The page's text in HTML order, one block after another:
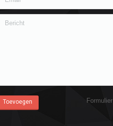
Bericht
Toevoegen Formulier